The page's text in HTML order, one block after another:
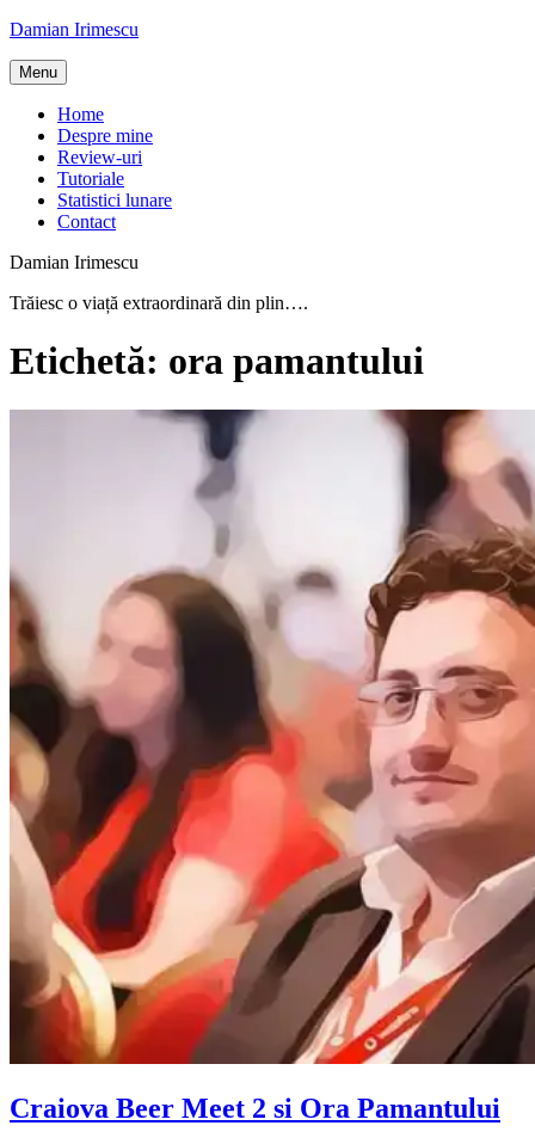
Skip
content
Damian Irimescu
Menu
Home
Despre mine
Review-uri
Tutoriale
Statistici lunare
Contact
Damian Irimescu
Trăiesc o viață extraordinară din plin….
Etichetă: ora pamantului
Craiova Beer Meet 2 si Ora Pamantului